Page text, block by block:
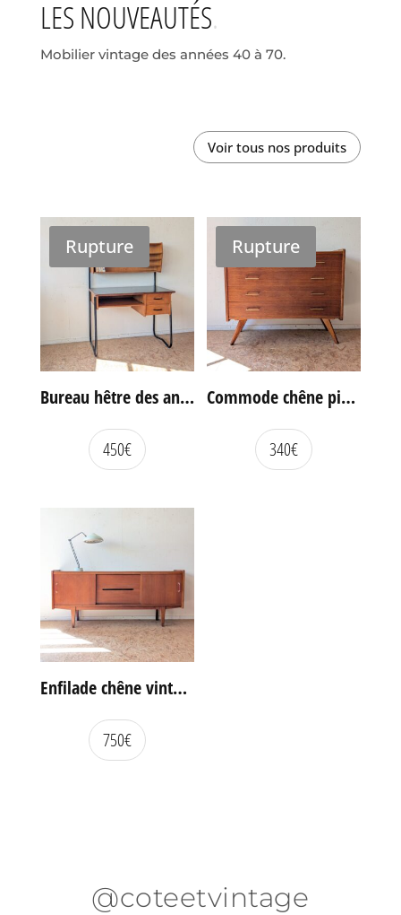
LES NOUVEAUTÉS
Mobilier vintage des années 40 à 70.
Voir tous nos produits
Rupture
Bureau hêtre des années 60
450€
Rupture
Commode chêne pieds compas vintage
340€
Enfilade chêne vintage portes coulissantes
750€
@coteetvintage